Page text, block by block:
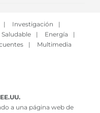
| Investigación
|
| Energía
|
| Multimedia
a una página web de